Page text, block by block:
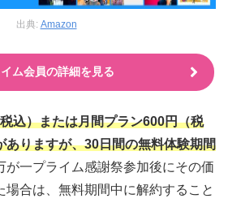
出典: Amazon
ム会員の詳細を見る
込）または月間プラン600円（税
ありますが、30日間の無料体験期間
が一プライム感謝祭参加後にその価
場合は、無料期間中に解約すること